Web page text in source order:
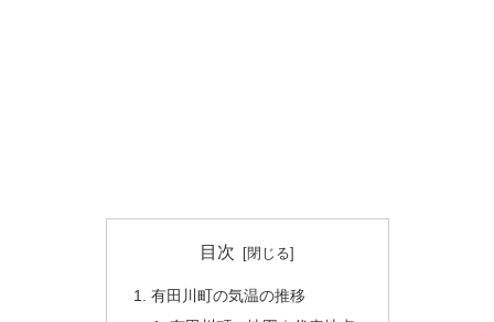
目次
有田川町の気温の推移